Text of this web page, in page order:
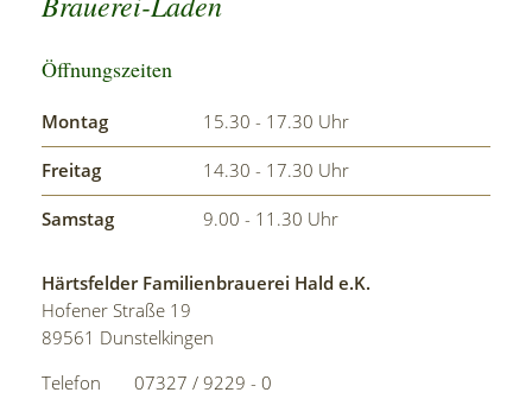
Öffnungszeiten
Montag 15.30 - 17.30 Uhr
Freitag 14.30 - 17.30 Uhr
Samstag 9.00 - 11.30 Uhr
Härtsfelder Familienbrauerei Hald e.K.
Hofener Straße 19
89561 Dunstelkingen
Telefon
07327 / 9229 - 0